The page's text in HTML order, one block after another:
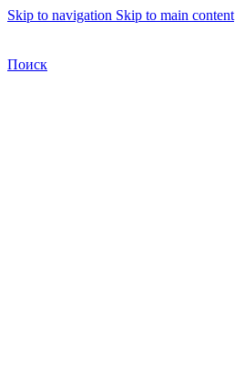
Skip to navigation Skip to main content
Поиск